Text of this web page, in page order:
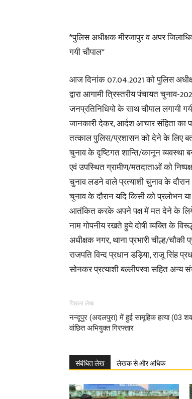
*पुलिस अधीक्षक मीरजापुर व अपर
गयी चौपाल*
आज दिनांक 07.04.2021 को पुलिस
द्वारा आगामी त्रिस्तरीय पंचायत चुनाव-
जनप्रतिनिधियो के साथ चौपाल लगायी
जानकारी देकर, आर्दश आचार संहिता का
तत्काल पुलिस/प्रशासन को देने के लिए
चुनाव के दृष्टिगत शान्ति/कानून व्यवस्था
एवं उपस्थित ग्रामीण/मतदाताओं को
चुनाव लडने वाले प्रत्याशी चुनाव के दौरान
चुनाव के दौरान यदि किसी को प्रलोभन
आतंकित करके अपने पक्ष में मत देने के लिये
नाम गोपनीय रखते हुये दोषी व्यक्ति के
अधीक्षक नगर, थाना प्रभारी चील्ह/
राजपति विन्द प्रधान डड़िया, राजू सिंह
सोनकर प्रत्याशी बल्लीपरवा सहित अन्य
पिछला लेख
नन्दूपुर (अदलपुरा) में हुई सामूहिक हत्या (03
वांछित अभियुक्त गिरफ्तार
संबंधित लेख लेखक से और अधिक